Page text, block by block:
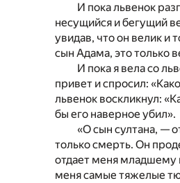
И пока львенок
несущийся и бегущий
увидав, что он велик и
сын Адама, это только
И пока я вела со
привет и спросил:
львенок воскликнул:
бы его наверное убил».
«О сын султана, —
только смерть. Он
отдает меня младшему
меня самые тяжелые